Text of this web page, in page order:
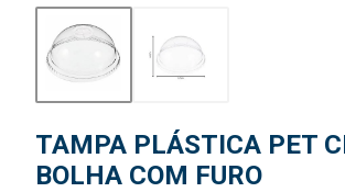
TAMPA PLÁSTICA PET
BOLHA COM FURO